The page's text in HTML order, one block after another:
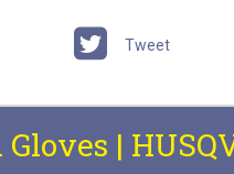
Tweet
|